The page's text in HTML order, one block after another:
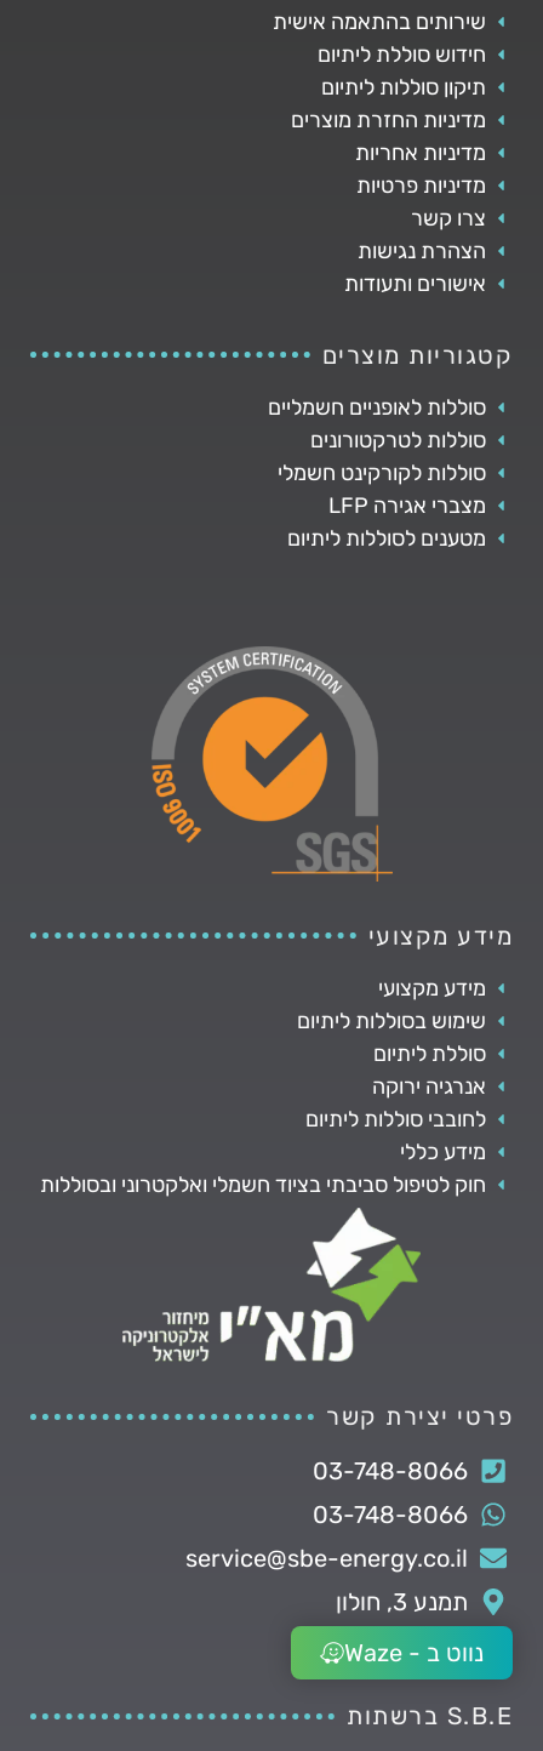
שירותים בהתאמה אישית
חידוש סוללת ליתיום
תיקון סוללות ליתיום
מדיניות החזרת מוצרים
מדיניות אחריות
מדיניות פרטיות
צרו קשר
הצהרת נגישות
אישורים ותעודות
קטגוריות מוצרים
סוללות לאופניים חשמליים
סוללות לטרקטורונים
סוללות לקורקינט חשמלי
מצברי אגירה LFP
מטענים לסוללות ליתיום
מידע מקצועי
מידע מקצועי
שימוש בסוללות ליתיום
סוללת ליתיום
אנרגיה ירוקה
לחובבי סוללות ליתיום
מידע כללי
חוק לטיפול סביבתי בציוד חשמלי ואלקטרוני ובסוללות
פרטי יצירת קשר
03-748-8066
03-748-8066
service@sbe-energy.co.il
תמנע 3, חולון
נווט ב - Waze
S.B.E ברשתות